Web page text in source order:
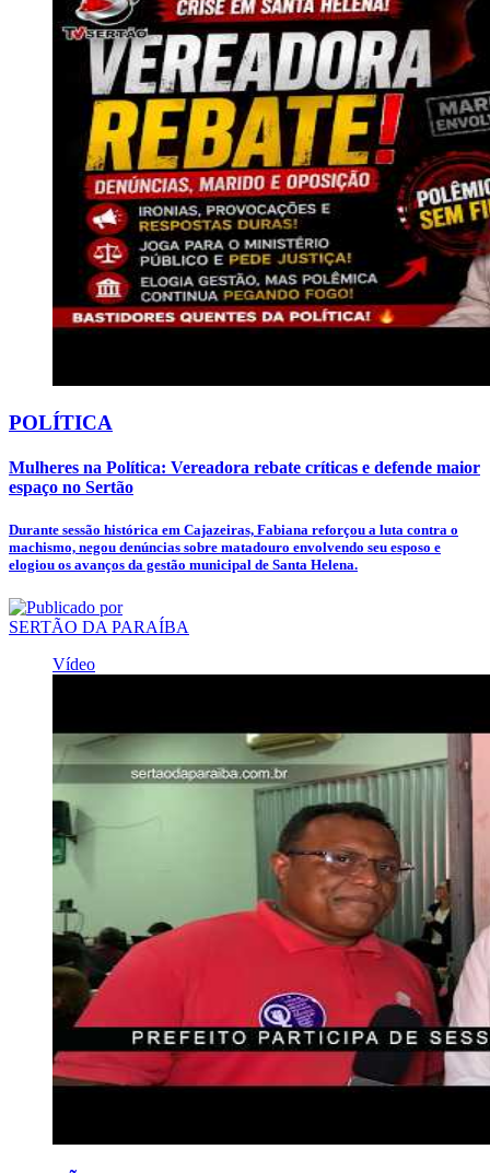
POLÍTICA
Mulheres na Política: Vereadora rebate críticas e defende maior
espaço no Sertão
Durante sessão histórica em Cajazeiras, Fabiana reforçou a luta contra o
machismo, negou denúncias sobre matadouro envolvendo seu esposo e
elogiou os avanços da gestão municipal de Santa Helena.
SERTÃO DA PARAÍBA
Vídeo